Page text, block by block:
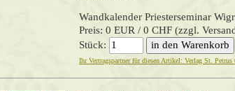
Wandkalender Priesterseminar
Preis: 0 EUR / 0 CHF (zzgl.
Stück:
Ihr Vertragspartner für diesen Artikel: Verlag St. Petrus